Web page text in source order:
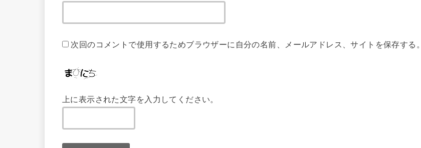
次回のコメントで使用するためブラウザーに自分の名前、メールアドレス、サイトを保存する。
上に表示された文字を入力してください。